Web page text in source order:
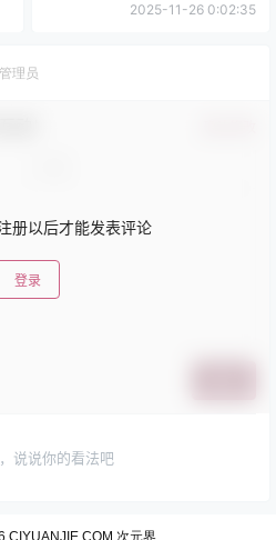
2025-11-26 0:02:35
管理员
册以后才能发表评论
登录
说说你的看法吧
CIYUANJIE.COM 次元界